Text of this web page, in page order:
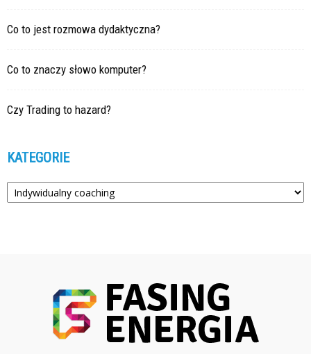
Co to jest rozmowa dydaktyczna?
Co to znaczy słowo komputer?
Czy Trading to hazard?
KATEGORIE
Kategorie